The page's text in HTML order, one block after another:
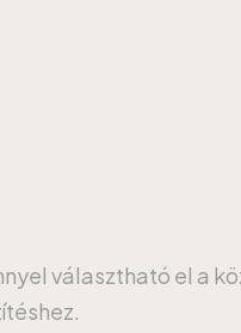
választható el a